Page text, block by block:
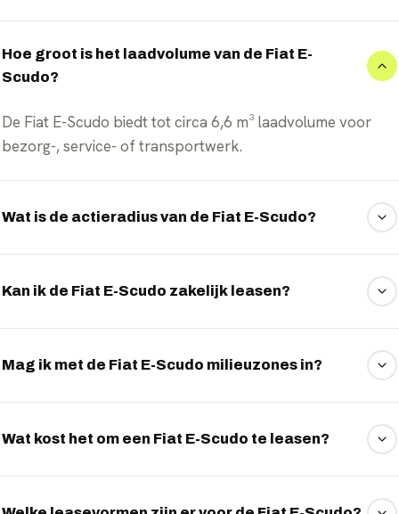
Hoe groot is het laadvolume van de Fiat E-
Scudo?
De Fiat E-Scudo biedt tot circa 6,6 m³ laadvolume voor
bezorg-, service- of transportwerk.
Wat is de actieradius van de Fiat E-Scudo?
lading.
Kan ik de Fiat E-Scudo zakelijk leasen?
financiering voor de Fiat E-Scudo en berekent uw
Mag ik met de Fiat E-Scudo milieuzones in?
onbeperkt toegang tot Nederlandse milieuzones.
Wat kost het om een Fiat E-Scudo te leasen?